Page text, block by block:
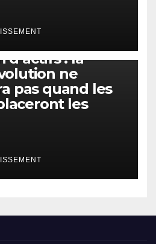
d’actifs : la
ne
pas quand les
les